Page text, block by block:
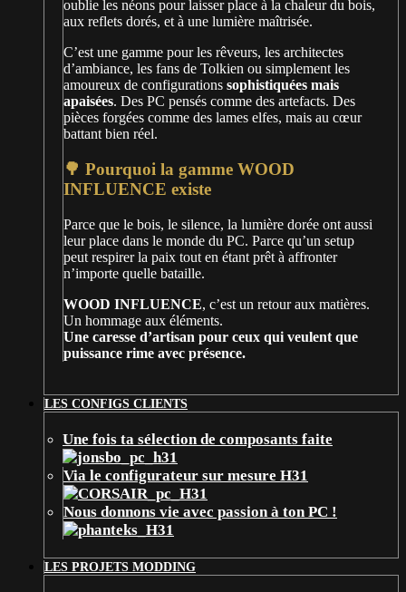
oublie les néons pour laisser place à la chaleur du bois,
aux reflets dorés, et à une lumière maîtrisée.
C’est une gamme pour les rêveurs, les architectes
d’ambiance, les fans de Tolkien ou simplement les
amoureux de configurations sophistiquées mais
apaisées. Des PC pensés comme des artefacts. Des
pièces forgées comme des lames elfes, mais au cœur
battant bien réel.
🌳 Pourquoi la gamme WOOD
INFLUENCE existe
Parce que le bois, le silence, la lumière dorée ont aussi
leur place dans le monde du PC. Parce qu’un setup
peut respirer la paix tout en étant prêt à affronter
n’importe quelle bataille.
WOOD INFLUENCE, c’est un retour aux matières.
Un hommage aux éléments.
Une caresse d’artisan pour ceux qui veulent que
puissance rime avec présence.
LES CONFIGS CLIENTS
Une fois ta sélection de composants faite
Via le configurateur sur mesure H31
Nous donnons vie avec passion à ton PC !
LES PROJETS MODDING